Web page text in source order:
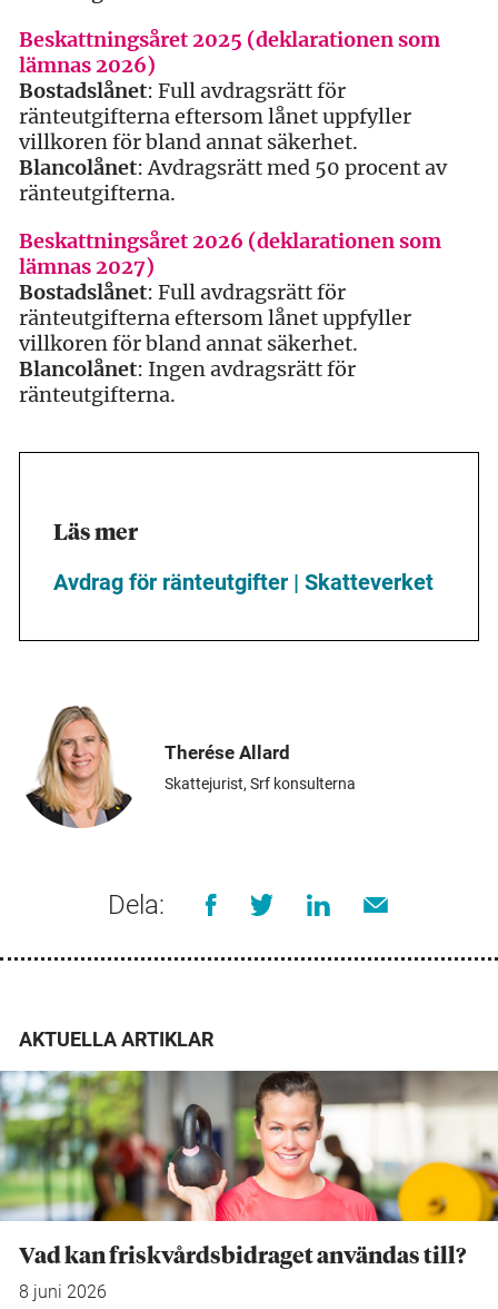
Beskattningsåret 2025 (deklarationen som
lämnas 2026)
Bostadslånet: Full avdragsrätt för
ränteutgifterna eftersom lånet uppfyller
villkoren för bland annat säkerhet.
Blancolånet: Avdragsrätt med 50 procent av
ränteutgifterna.
Beskattningsåret 2026 (deklarationen som
lämnas 2027)
Bostadslånet: Full avdragsrätt för
ränteutgifterna eftersom lånet uppfyller
villkoren för bland annat säkerhet.
Blancolånet: Ingen avdragsrätt för
ränteutgifterna.
Läs mer
Avdrag för ränteutgifter | Skatteverket
Therése Allard
Skattejurist, Srf konsulterna
Dela:
AKTUELLA ARTIKLAR
Vad kan friskvårdsbidraget användas till?
8 juni 2026